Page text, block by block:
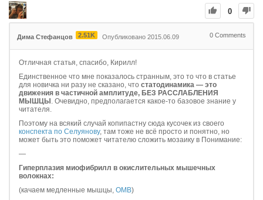
0
Дима Стефанцов 2.51K Опубликовано 2015.06.09 0 Comments
Отличная статья, спасибо, Кирилл!
Единственное что мне показалось странным, это то что в статье
для новичка ни разу не сказано, что статодинамика — это
движения в частичной амплитуде, БЕЗ РАССЛАБЛЕНИЯ
МЫШЦЫ . Очевидно, предполагается какое-то базовое знание у
читателя.
Поэтому на всякий случай копипастну сюда кусочек из своего
конспекта по Селуянову, там тоже не всё просто и понятно, но
может быть это поможет читателю сложить мозаику в Понимание:
—
Гиперплазия миофибрилл в окислительных мышечных
волокнах:
(качаем медленные мышцы, ОМВ)